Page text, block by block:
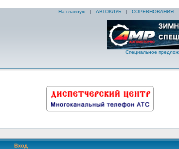
На главную | АВТОКЛУБ | СОРЕВНОВАНИЯ
Специальное
Вход